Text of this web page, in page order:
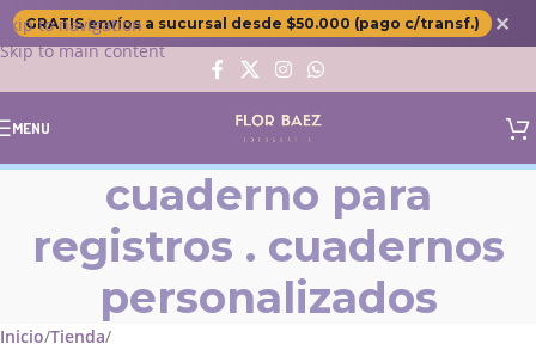
Skip to navigation
Skip to main content
GRATIS envíos a sucursal desde $50.000 (pago c/transf.) ✕
MENU
cuaderno para
registros . cuadernos
personalizados
Inicio Tienda